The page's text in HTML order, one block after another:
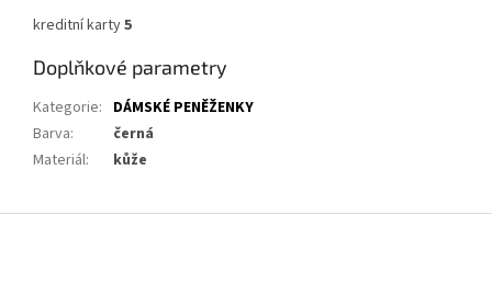
kreditní karty5
Doplňkové parametry
Kategorie: DÁMSKÉ PENĚŽENKY
Barva:
černá
Materiál: kůže